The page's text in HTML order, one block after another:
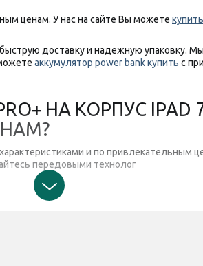
ценам. У нас на сайте Вы можете
доставку и надежную упаковку.
аккумулятор power bank купить с
НА КОРПУС IPAD
и по привлекательным
передовыми технолог